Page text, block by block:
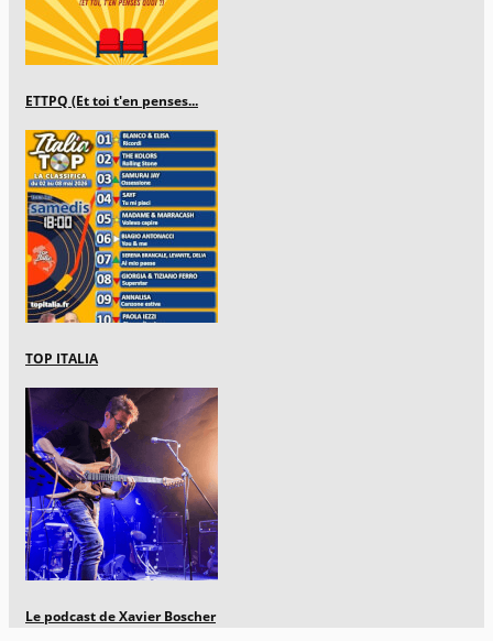
ETTPQ (Et toi t'en penses...
TOP ITALIA
Le podcast de Xavier Boscher